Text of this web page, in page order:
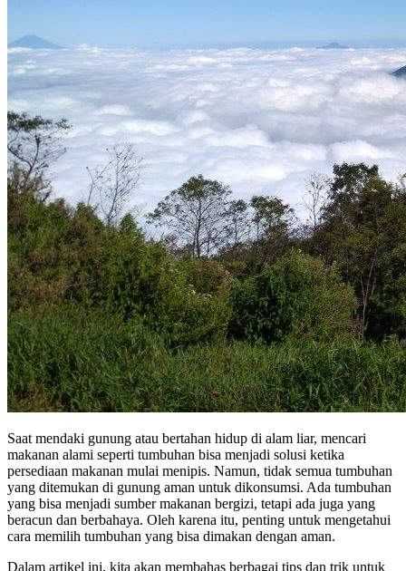
Saat mendaki gunung atau bertahan hidup di alam liar, mencari
makanan alami seperti tumbuhan bisa menjadi solusi ketika
persediaan makanan mulai menipis. Namun, tidak semua tumbuhan
yang ditemukan di gunung aman untuk dikonsumsi. Ada tumbuhan
yang bisa menjadi sumber makanan bergizi, tetapi ada juga yang
beracun dan berbahaya. Oleh karena itu, penting untuk mengetahui
cara memilih tumbuhan yang bisa dimakan dengan aman.
Dalam artikel ini, kita akan membahas berbagai tips dan trik untuk